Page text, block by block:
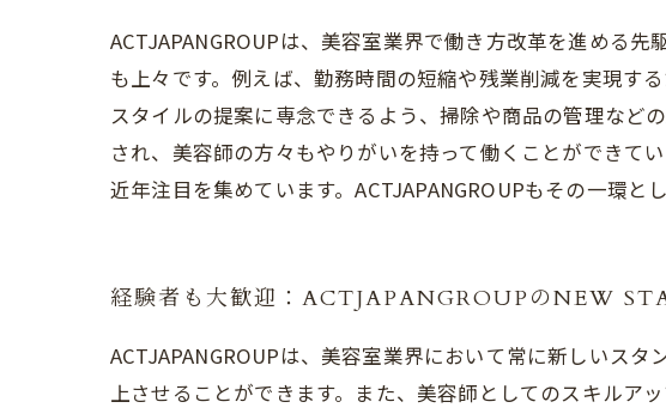
ACTJAPANGROUPは、美容室業界で働き方改革を進める
も上々です。例えば、勤務時間の短縮や残業削減を実現す
スタイルの提案に専念できるよう、掃除や商品の管理など
され、美容師の方々もやりがいを持って働くことができて
近年注目を集めています。ACTJAPANGROUPもその一環
経験者も大歓迎：ACTJAPANGROUPのNEW
ACTJAPANGROUPは、美容室業界において常に新しいス
上させることができます。また、美容師としてのスキルア